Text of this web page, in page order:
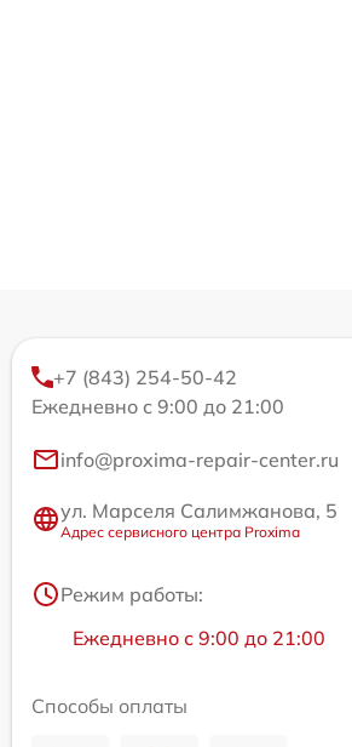
+7 (843) 254-50-42
Ежедневно с 9:00 до 21:00
info@proxima-repair-center.ru
ул. Марселя Салимжанова, 5
Адрес сервисного центра Proxima
Режим работы:
Ежедневно с 9:00 до 21:00
Способы оплаты